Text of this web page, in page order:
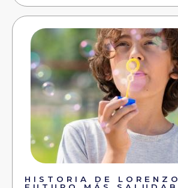
HISTORIA DE